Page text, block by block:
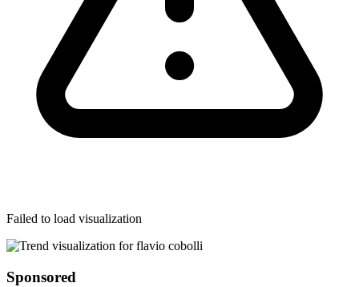
Failed to load visualization
Sponsored